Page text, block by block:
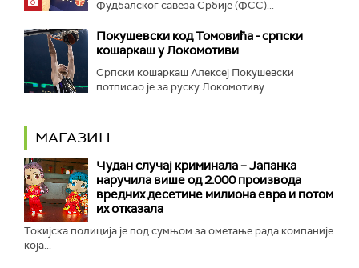
Фудбалског савеза Србије (ФСС)...
Покушевски код Томовића - српски
кошаркаш у Локомотиви
Српски кошаркаш Алексеј Покушевски
потписао је за руску Локомотиву...
МАГАЗИН
Чудан случај криминала – Јапанка
наручила више од 2.000 производа
вредних десетине милиона евра и потом
их отказала
Токијска полиција је под сумњом за ометање рада компаније
која...